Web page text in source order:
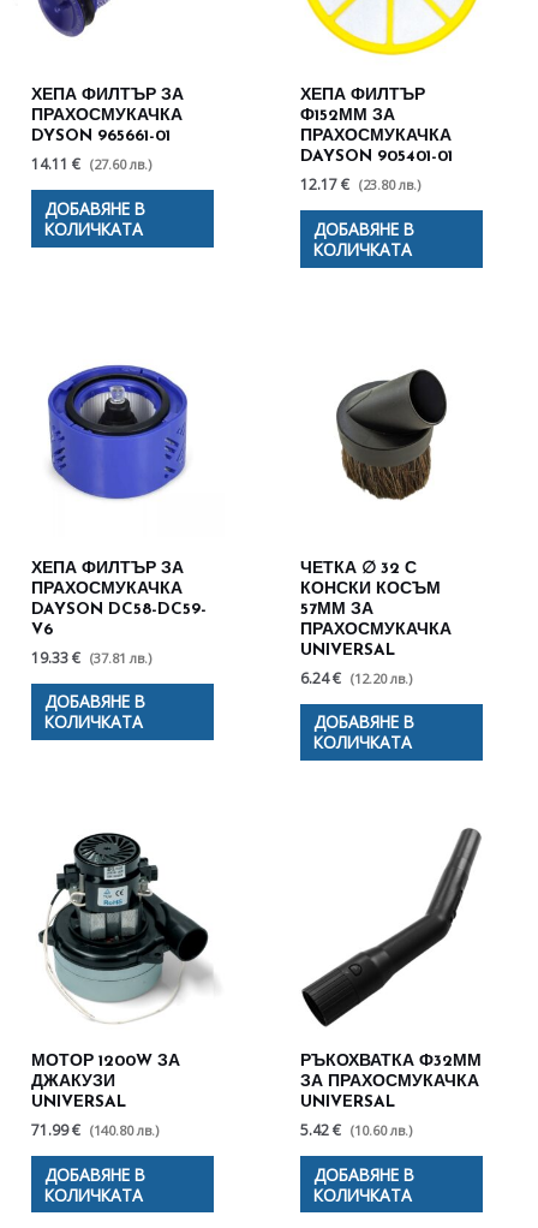
ХЕПА ФИЛТЪР ЗА
ПРАХОСМУКАЧКА
DYSON 965661-01
14.11 € (27.60 лв.)
ДОБАВЯНЕ В
КОЛИЧКАТА
ХЕПА ФИЛТЪР
Ф152ММ ЗА
ПРАХОСМУКАЧКА
DAYSON 905401-01
12.17 € (23.80 лв.)
ДОБАВЯНЕ В
КОЛИЧКАТА
ХЕПА ФИЛТЪР ЗА
ПРАХОСМУКАЧКА
DAYSON DC58-DC59-
V6
19.33 € (37.81 лв.)
ДОБАВЯНЕ В
КОЛИЧКАТА
ЧЕТКА ∅ 32 С
КОНСКИ КОСЪМ
57ММ ЗА
ПРАХОСМУКАЧКА
UNIVERSAL
6.24 € (12.20 лв.)
ДОБАВЯНЕ В
КОЛИЧКАТА
МОТОР 1200W ЗА
ДЖАКУЗИ
UNIVERSAL
71.99 € (140.80 лв.)
ДОБАВЯНЕ В
КОЛИЧКАТА
РЪКОХВАТКА Ф32ММ
ЗА ПРАХОСМУКАЧКА
UNIVERSAL
5.42 € (10.60 лв.)
ДОБАВЯНЕ В
КОЛИЧКАТА